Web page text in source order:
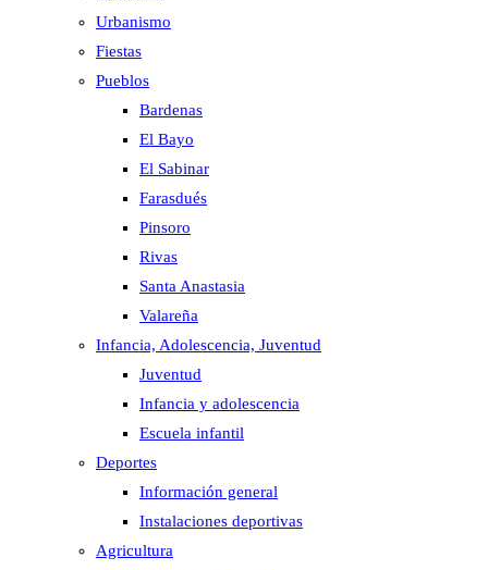
Urbanismo
Fiestas
Pueblos
Bardenas
El Bayo
El Sabinar
Farasdués
Pinsoro
Rivas
Santa Anastasia
Valareña
Infancia, Adolescencia, Juventud
Juventud
Infancia y adolescencia
Escuela infantil
Deportes
Información general
Instalaciones deportivas
Agricultura